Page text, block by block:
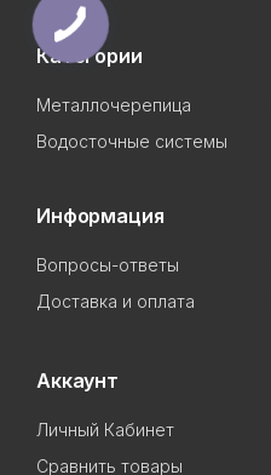
Категории
Металлочерепица
Водосточные системы
Информация
Вопросы-ответы
Доставка и оплата
Аккаунт
Личный Кабинет
Сравнить товары